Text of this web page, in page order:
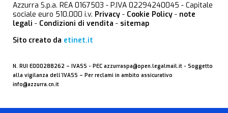
Azzurra S.p.a. REA 0167503 - P.IVA 02294240045 - Capitale
sociale euro 510.000 i.v. Privacy - Cookie Policy - note
legali - Condizioni di vendita - sitemap
Sito creato da etinet.it
N. RUI E000288262 – IVASS - PEC azzurraspa@open.legalmail.it - Soggetto
alla vigilanza dell’IVASS – Per reclami in ambito assicurativo
info@azzurra.cn.it